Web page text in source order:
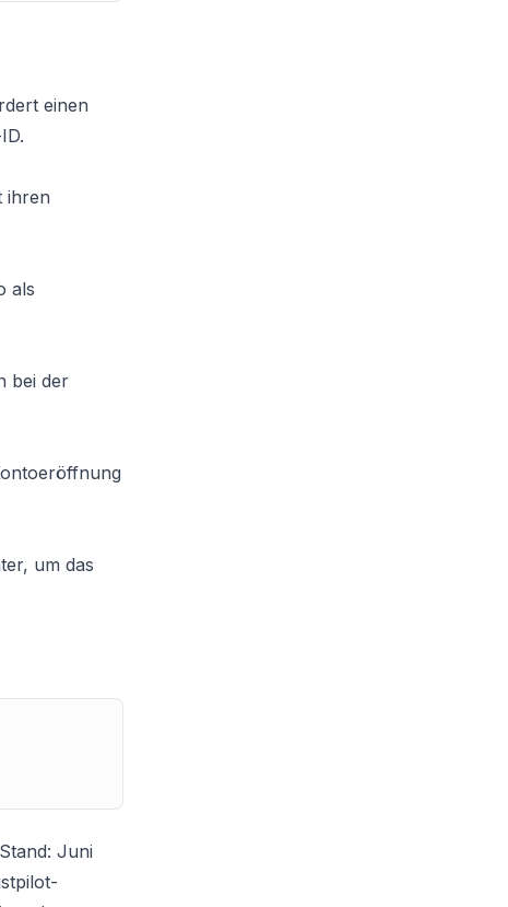
einen
ihren
als
bei der
um das
Juni